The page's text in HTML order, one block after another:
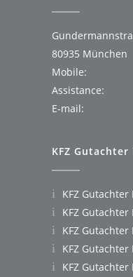
80935 München
Mobile:
Assistance:
E-mail:
KFZ
KFZ
KFZ
KFZ
KFZ
KFZ